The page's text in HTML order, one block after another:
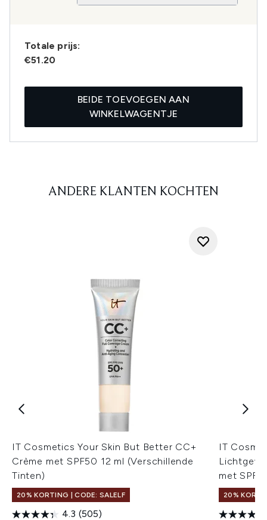
Totale prijs:
€51.20
BEIDE TOEVOEGEN AAN
WINKELWAGENTJE
ANDERE KLANTEN KOCHTEN
IT Cosmetics Your Skin But Better CC+
Crème met SPF50 12 ml (Verschillende
Tinten)
20% KORTING | CODE: SALELF
4.3 (505)
IT
met
20%